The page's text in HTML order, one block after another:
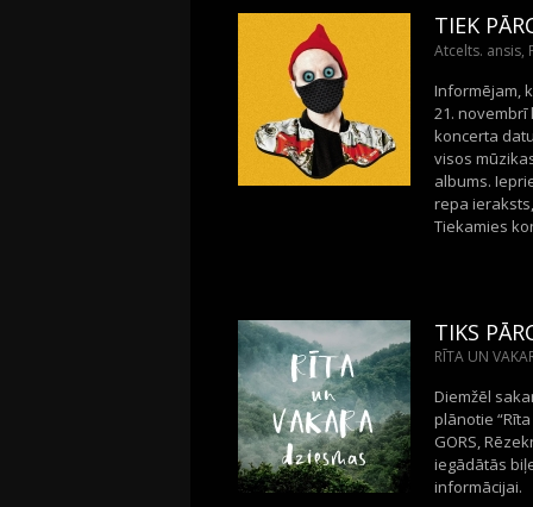
TIEK
Atcelts. ansis,
Informējam,
21. novembrī
koncerta
visos
albums.
repa
Tiekamies
TIKS
RĪTA UN
Diemžēl
plānotie
GORS,
iegādātās
informācijai.